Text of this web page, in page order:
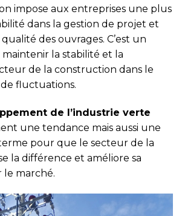
impose aux entreprises une plus
dans la gestion de projet et
qualité des ouvrages. C’est un
la stabilité et la
de la construction dans le
fluctuations.
de l’industrie verte
une tendance mais aussi une
pour que le secteur de la
la différence et améliore sa
marché.